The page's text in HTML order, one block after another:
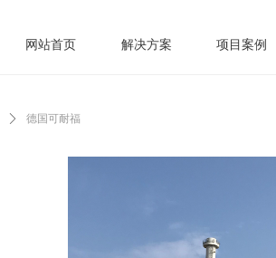
网站首页 解决方案 项目案例
ꄲ 德国可耐福